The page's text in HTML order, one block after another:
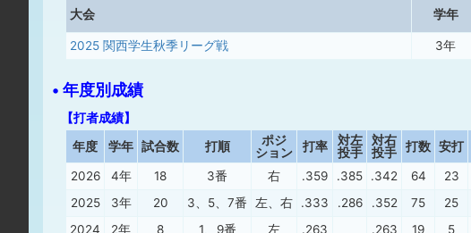
大会 学年
2025 関西学生秋季リーグ戦 3年
• 年度別成績
【打者成績】
年度 学年 試合数 打順
ポジ
ション
打率
対左
投手
対右
投手
打数 安打
2026 4年 18 3番 右 .359 .385 .342 64 23
2025
3年 20 3、5、7番 左、右 .333 .286 .352 75 25
2024
2年 8 1、9番 左 .263 .263 19 5